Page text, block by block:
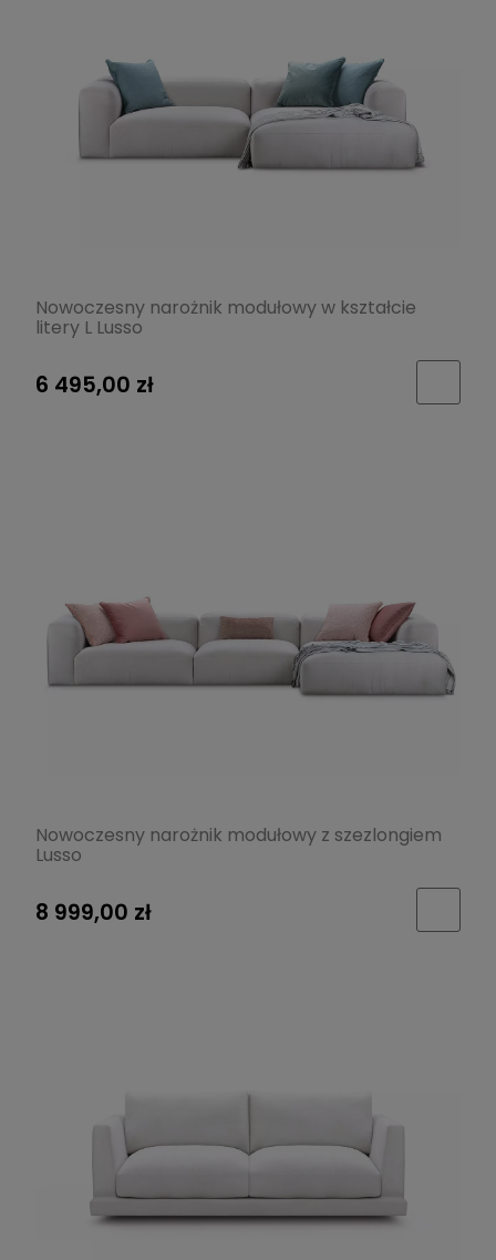
Nowoczesny narożnik modułowy w kształcie
litery L Lusso
6 495,00 zł
Nowoczesny narożnik modułowy z szezlongiem
Lusso
8 999,00 zł